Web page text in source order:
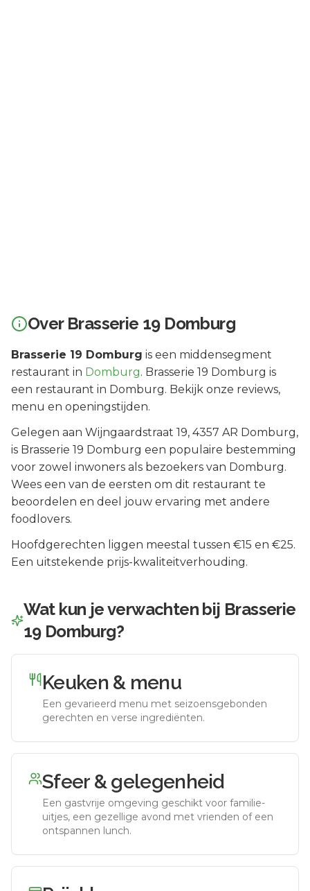
Over Brasserie 19 Domburg
Brasserie 19 Domburg is een middensegment
restaurant in Domburg. Brasserie 19 Domburg is
een restaurant in Domburg. Bekijk onze reviews,
menu en openingstijden.
Gelegen aan Wijngaardstraat 19, 4357 AR Domburg,
is Brasserie 19 Domburg een populaire bestemming
voor zowel inwoners als bezoekers van Domburg.
Wees een van de eersten om dit restaurant te
beoordelen en deel jouw ervaring met andere
foodlovers.
Hoofdgerechten liggen meestal tussen €15 en €25.
Een uitstekende prijs-kwaliteitverhouding.
Wat kun je verwachten bij Brasserie
19 Domburg?
Keuken & menu
Een gevarieerd menu met seizoensgebonden
gerechten en verse ingrediënten.
Sfeer & gelegenheid
Een gastvrije omgeving geschikt voor familie-
uitjes, een gezellige avond met vrienden of een
ontspannen lunch.